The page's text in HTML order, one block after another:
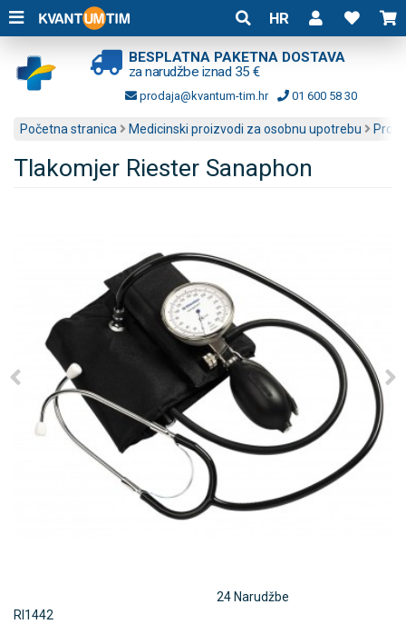
HR
BESPLATNA PAKETNA DOSTAVA
za narudžbe iznad 35 €
prodaja@kvantum-tim.hr 01 600 58 30
Početna stranica Medicinski proizvodi za osobnu upotrebu
Tlakomjer Riester Sanaphon
24 Narudžbe
RI1442